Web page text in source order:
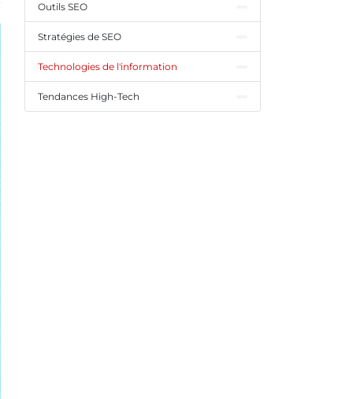
Outils SEO
Stratégies de SEO
Technologies de l'information
Tendances High-Tech